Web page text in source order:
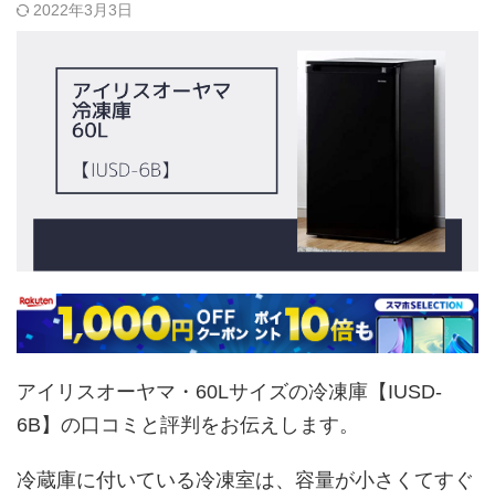
2022年3月3日
アイリスオーヤマ・60Lサイズの冷凍庫【IUSD-
6B】の口コミと評判をお伝えします。
冷蔵庫に付いている冷凍室は、容量が小さくてすぐ